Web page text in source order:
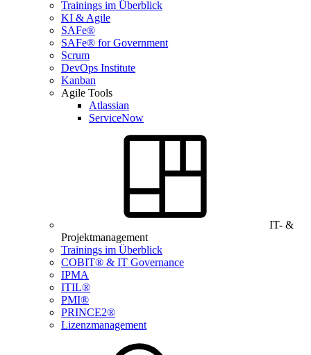
Trainings im Überblick
KI & Agile
SAFe®
SAFe® for Government
Scrum
DevOps Institute
Kanban
Agile Tools
Atlassian
ServiceNow
IT- &
Projektmanagement
Trainings im Überblick
COBIT® & IT Governance
IPMA
ITIL®
PMI®
PRINCE2®
Lizenzmanagement